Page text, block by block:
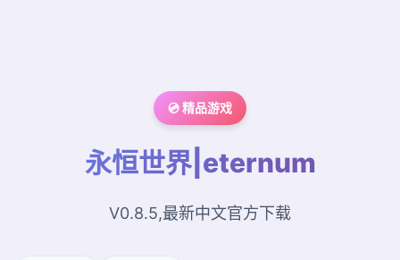
💿 精品游戏
永恒世界|eternum
V0.8.5,最新中文官方下载